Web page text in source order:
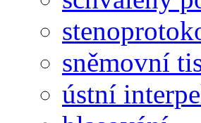
sněmovní
ústní